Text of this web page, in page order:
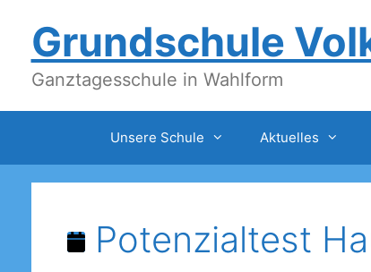
Inhalt
springenGrundschule
Ganztagesschule in Wahlform
Unsere Schule Aktuelles
Potenzialtest